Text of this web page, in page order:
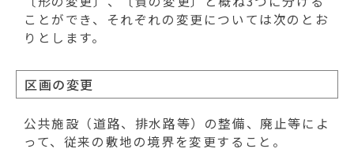
ことができ、それぞれの変更については次のとお
りとします。
区画の変更
公共施設（道路、排水路等）の整備、廃止等によ
って、従来の敷地の境界を変更すること。